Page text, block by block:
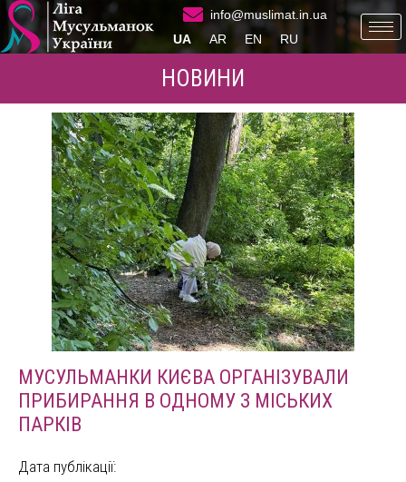
info@muslimat.in.ua
UA
AR EN RU
НОВИНИ
МУСУЛЬМАНКИ КИЄВА ОРГАНІЗУВАЛИ
ПРИБИРАННЯ В ОДНОМУ З МІСЬКИХ
ПАРКІВ
Дата публікації: